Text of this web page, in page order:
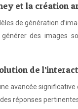
et la création
de génération
des images
de
avancée
réponses